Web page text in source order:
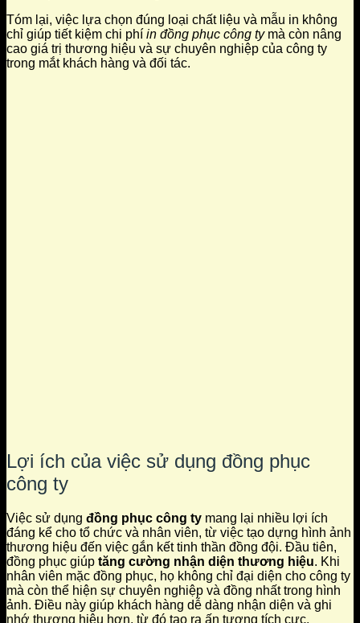
Tóm lại, việc lựa chọn đúng loại chất liệu và mẫu in không
chỉ giúp tiết kiệm chi phí in đồng phục công tymà còn nâng
cao giá trị thương hiệu và sự chuyên nghiệp của công ty
trong mắt khách hàng và đối tác.
Lợi ích của việc sử dụng đồng phục
công ty
Việc sử dụng đồng phục công ty mang lại nhiều lợi ích
đáng kể cho tổ chức và nhân viên, từ việc tạo dựng hình ảnh
thương hiệu đến việc gắn kết tinh thần đồng đội. Đầu tiên,
đồng phục giúp tăng cường nhận diện thương hiệu. Khi
nhân viên mặc đồng phục, họ không chỉ đại diện cho công ty
mà còn thể hiện sự chuyên nghiệp và đồng nhất trong hình
ảnh. Điều này giúp khách hàng dễ dàng nhận diện và ghi
nhớ thương hiệu hơn, từ đó tạo ra ấn tượng tích cực.